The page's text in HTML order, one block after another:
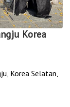
Korea
Korea Selatan,